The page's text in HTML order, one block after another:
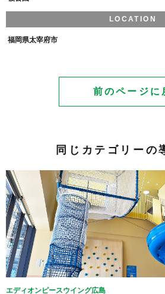
LOCATION
福岡県太宰府市
前のページに
同じカテゴリーの
エディオンピースウイング広島